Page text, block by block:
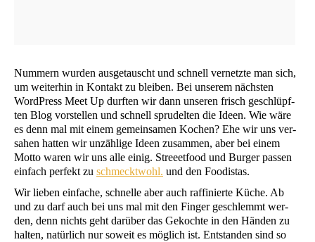
Num­mern wur­den aus­ge­tauscht und schnell ver­netz­te man sich,
um wei­ter­hin in Kon­takt zu blei­ben. Bei unse­rem nächs­ten
Word­Press Meet Up durf­ten wir dann unse­ren frisch geschlüpf­
ten Blog vor­stel­len und schnell spru­del­ten die Ideen. Wie wäre
es denn mal mit einem gemein­sa­men Kochen? Ehe wir uns ver­
sa­hen hat­ten wir unzäh­li­ge Ideen zusam­men, aber bei einem
Mot­to waren wir uns alle einig. Stree­et­food und Bur­ger pas­sen
ein­fach per­fekt zu schmeckt­wohl. und den Foodistas.
Wir lie­ben ein­fa­che, schnel­le aber auch raf­fi­nier­te Küche. Ab
und zu darf auch bei uns mal mit den Fin­ger geschlemmt wer­
den, denn nichts geht dar­über das Gekoch­te in den Hän­den zu
hal­ten, natür­lich nur soweit es mög­lich ist. Ent­stan­den sind so